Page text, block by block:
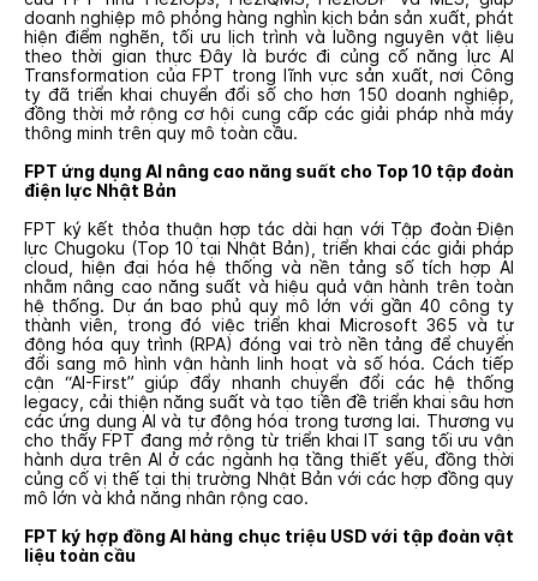
doanh nghiệp mô phỏng hàng nghìn kịch bản sản xuất, phát
hiện điểm nghẽn, tối ưu lịch trình và luồng nguyên vật liệu
theo thời gian thực Đây là bước đi củng cố năng lực AI
Transformation của FPT trong lĩnh vực sản xuất, nơi Công
ty đã triển khai chuyển đổi số cho hơn 150 doanh nghiệp,
đồng thời mở rộng cơ hội cung cấp các giải pháp nhà máy
thông minh trên quy mô toàn cầu.
FPT ứng dụng AI nâng cao năng suất cho Top 10 tập đoàn
điện lực Nhật Bản
FPT ký kết thỏa thuận hợp tác dài hạn với Tập đoàn Điện
lực Chugoku (Top 10 tại Nhật Bản), triển khai các giải pháp
cloud, hiện đại hóa hệ thống và nền tảng số tích hợp AI
nhằm nâng cao năng suất và hiệu quả vận hành trên toàn
hệ thống. Dự án bao phủ quy mô lớn với gần 40 công ty
thành viên, trong đó việc triển khai Microsoft 365 và tự
động hóa quy trình (RPA) đóng vai trò nền tảng để chuyển
đổi sang mô hình vận hành linh hoạt và số hóa. Cách tiếp
cận “AI-First” giúp đẩy nhanh chuyển đổi các hệ thống
legacy, cải thiện năng suất và tạo tiền đề triển khai sâu hơn
các ứng dụng AI và tự động hóa trong tương lai. Thương vụ
cho thấy FPT đang mở rộng từ triển khai IT sang tối ưu vận
hành dựa trên AI ở các ngành hạ tầng thiết yếu, đồng thời
củng cố vị thế tại thị trường Nhật Bản với các hợp đồng quy
mô lớn và khả năng nhân rộng cao.
FPT ký hợp đồng AI hàng chục triệu USD với tập đoàn vật
liệu toàn cầu